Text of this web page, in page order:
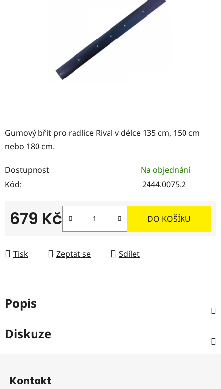
Gumový břit pro radlice Rival v délce 135 cm, 150 cm
nebo 180 cm.
Dostupnost
Na objednání
Kód:
2444.0075.2
679 Kč DO KOŠÍKU
Tisk Zeptat se Sdílet
Popis
Diskuze
Kontakt